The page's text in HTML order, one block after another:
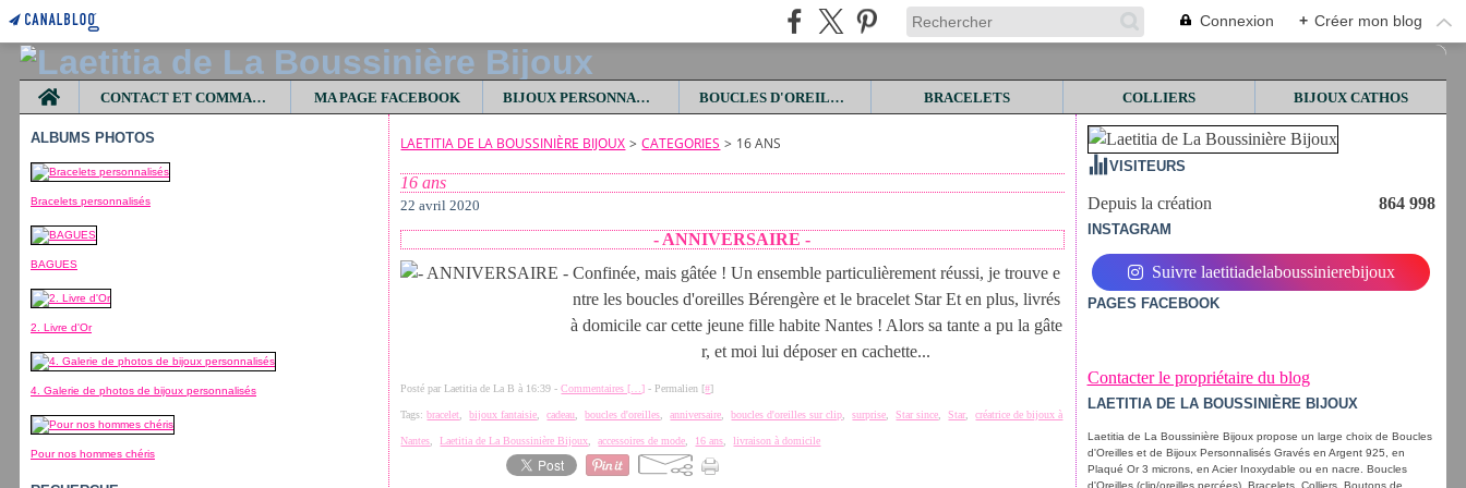
Connexion + Créer mon blog
Home
CONTACT ET COMMANDES MA PAGE FACEBOOK BIJOUX PERSONNALISES BOUCLES D'OREILLES BRACELETS COLLIERS BIJOUX CATHOS
ALBUMS PHOTOS
Bracelets personnalisés
BAGUES
2. Livre d'Or
4. Galerie de photos de bijoux personnalisés
Pour nos hommes chéris
LAETITIA DE LA BOUSSINIÈRE BIJOUX > CATEGORIES > 16 ANS
16 ans
22 avril 2020
- ANNIVERSAIRE -
Confinée, mais gâtée ! Un ensemble particulièrement réussi, je trouve e
ntre les boucles d'oreilles Bérengère et le bracelet Star Et en plus, livrés
à domicile car cette jeune fille habite Nantes ! Alors sa tante a pu la gâte
r, et moi lui déposer en cachette...
Posté par Laetitia de La B à 16:39 -Commentaires [ …] - Permalien [#]
Tags:bracelet ,bijoux fantaisie ,cadeau ,boucles d'oreilles ,anniversaire ,boucles d'oreilles sur clip ,surprise ,Star since ,Star,créatrice de bijoux à
Nantes ,Laetitia de La Boussinière Bijoux ,accessoires de mode 16 ans ,livraison à domicile
VISITEURS
Depuis la création 864 998
INSTAGRAM
Suivre laetitiadelaboussinierebijoux
PAGES FACEBOOK
Contacter le propriétaire du blog
LAETITIA DE LA BOUSSINIÈRE BIJOUX
Laetitia de La Boussinière Bijoux propose un large choix de Boucles
d'Oreilles et de Bijoux Personnalisés Gravés en Argent 925, en
Plaqué Or 3 microns, en Acier Inoxydable ou en nacre. Boucles
d'Oreilles (clip/oreilles percées), Bracelets, Colliers, Boutons de